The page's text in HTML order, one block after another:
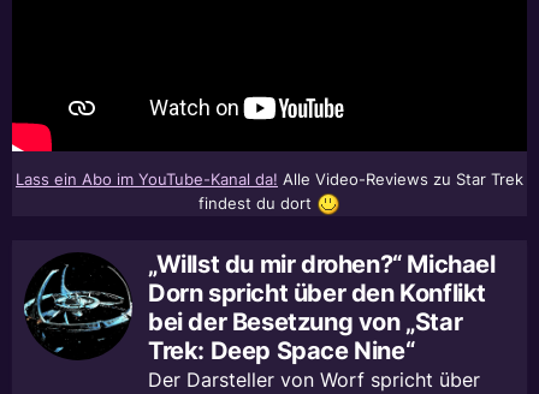
Lass ein Abo im YouTube-Kanal da! Alle Video-Reviews zu Star Trek
findest du dort
„Willst du mir drohen?“ Michael
Dorn spricht über den Konflikt
bei der Besetzung von „Star
Trek: Deep Space Nine“
Der Darsteller von Worf spricht über